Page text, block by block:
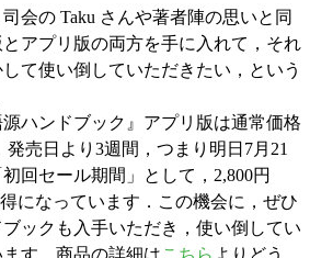
会の Taku さんや著者陣の思いと同
アプリ版の両方を手に入れて，それ
て使い倒していただきたい，という
ハンドブック』アプリ版は通常価格
発売日より3週間，つまり明日7月21
回セール期間」として，2,800円
得になっています．この機会に，ぜひ
ックも入手いただき，使い倒してい